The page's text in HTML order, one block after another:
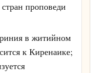
проповеди
в житийном
к Киренаике;